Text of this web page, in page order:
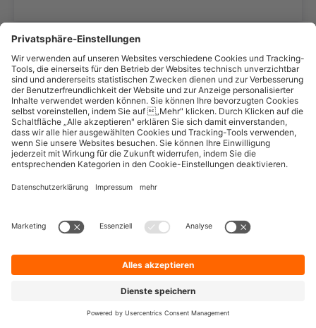
ANALYSE VON SOCIAL-MEDIA-
KAMPAGNEN IN OWNED UND
EARNED MEDIA